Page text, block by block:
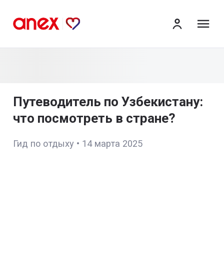
Путеводитель по Узбекистану:
что посмотреть в стране?
Гид по отдыху • 14 марта 2025